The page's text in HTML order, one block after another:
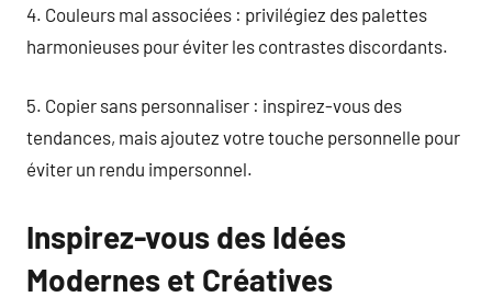
4. Couleurs mal associées : privilégiez des palettes
harmonieuses pour éviter les contrastes discordants.
5. Copier sans personnaliser : inspirez-vous des
tendances, mais ajoutez votre touche personnelle pour
éviter un rendu impersonnel.
Inspirez-vous des Idées
Modernes et Créatives